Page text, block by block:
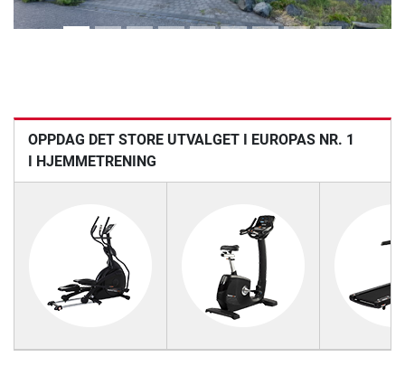
OPPDAG DET STORE UTVALGET I EUROPAS NR. 1
I HJEMMETRENING